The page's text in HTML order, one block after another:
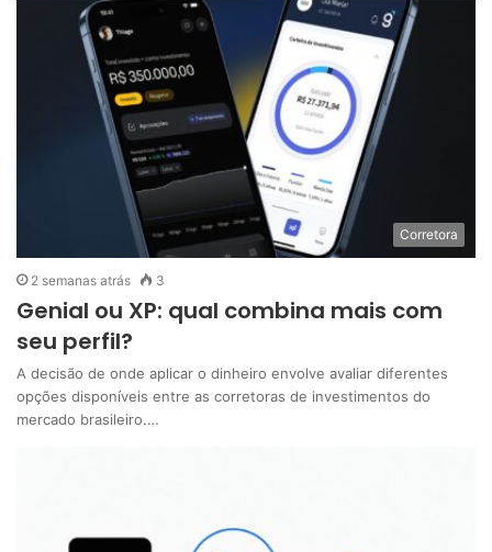
Corretora
2 semanas atrás 3
Genial ou XP: qual combina mais com
seu perfil?
A decisão de onde aplicar o dinheiro envolve avaliar diferentes
opções disponíveis entre as corretoras de investimentos do
mercado brasileiro.…